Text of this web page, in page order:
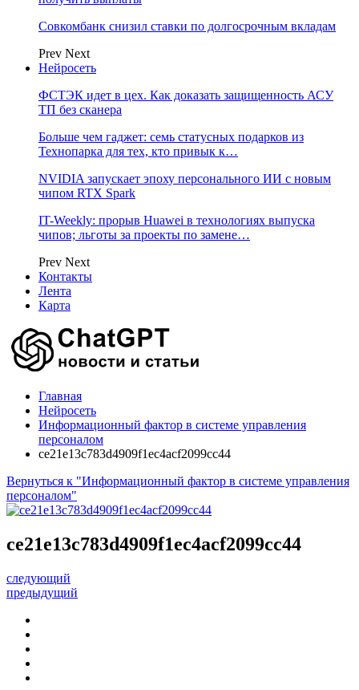
Совкомбанк снизил ставки по долгосрочным вкладам
Prev Next
Нейросеть
ФСТЭК идет в цех. Как доказать защищенность АСУ
ТП без сканера
Больше чем гаджет: семь статусных подарков из
Технопарка для тех, кто привык к…
NVIDIA запускает эпоху персонального ИИ с новым
чипом RTX Spark
IT-Weekly: прорыв Huawei в технологиях выпуска
чипов; льготы за проекты по замене…
Prev Next
Контакты
Лента
Карта
Главная
Нейросеть
Информационный фактор в системе управления
персоналом
ce21e13c783d4909f1ec4acf2099cc44
Вернуться к "Информационный фактор в системе управления
персоналом"
ce21e13c783d4909f1ec4acf2099cc44
следующий
предыдущий